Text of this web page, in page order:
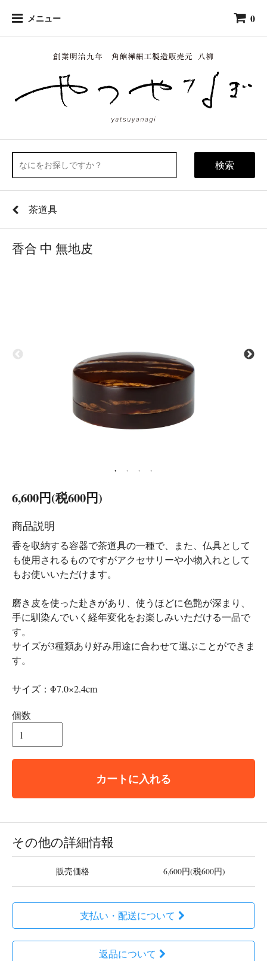
メニュー 0
検索
茶道具
香合 中 無地皮
6,600円(税600円)
商品説明
香を収納する容器で茶道具の一種で、また、仏具として
も使用されるものですがアクセサリーや小物入れとして
もお使いいただけます。
磨き皮を使った赴きがあり、使うほどに色艶が深まり、
手に馴染んでいく経年変化をお楽しみいただける一品で
す。
サイズが3種類あり好み用途に合わせて選ぶことができま
す。
サイズ：Φ7.0×2.4cm
個数
カートに入れる
その他の詳細情報
販売価格 6,600円(税600円)
支払い・配送について
返品について